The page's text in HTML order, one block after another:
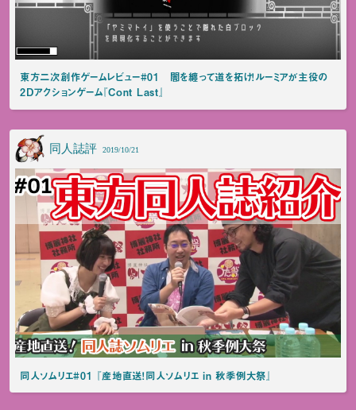
東方二次創作ゲームレビュー#01 闇を纏って道を拓け！ルーミアが主役の
2Dアクションゲーム『Cont Last』
同人誌評 2019/10/21
同人ソムリエ#01 『産地直送！同人ソムリエ in 秋季例大祭』